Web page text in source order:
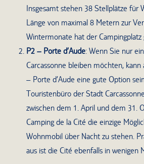
Insgesamt stehen 38 Stellplätze für
Länge von maximal 8 Metern zur
Wintermonate hat der Campingplatz
P2 – Porte d’Aude: Wenn Sie nur
Carcassonne bleiben möchten, kann
– Porte d’Aude eine gute Option
Touristenbüro der Stadt
zwischen dem 1. April und dem 31.
Camping de la Cité die einzige
Wohnmobil über Nacht zu stehen.
aus ist die Cité ebenfalls in wenigen